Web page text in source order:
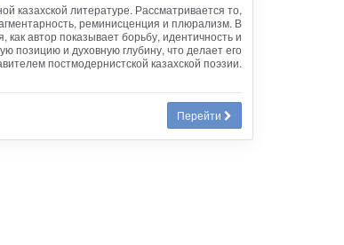
казахской литературе. Рассматривается то,
реминисценция и плюрализм. В
автор показывает борьбу, идентичность и
позицию и духовную глубину, что делает его
постмодернистской казахской поэзии.
Перейти